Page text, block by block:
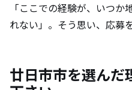
「ここでの経験が、いつ
れない」。そう思い、応募
廿日市市を選んだ